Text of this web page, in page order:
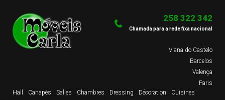
Hall Canapés Salles Chambres Dressing Décoration Cuisines
258 322 342
Chamada para a rede fixa nacional
Viana do Castelo
Barcelos
Valença
Paris